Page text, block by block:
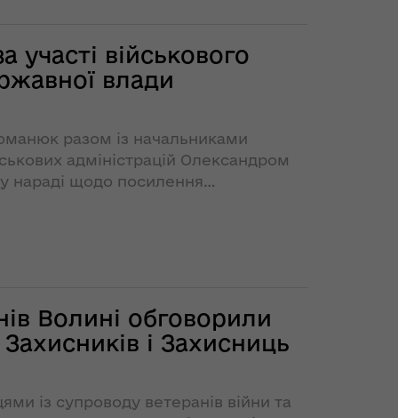
участі військового
влади
разом із начальниками
адміністрацій Олександром
нараді щодо посилення
Волині обговорили
і Захисниць
із супроводу ветеранів війни та